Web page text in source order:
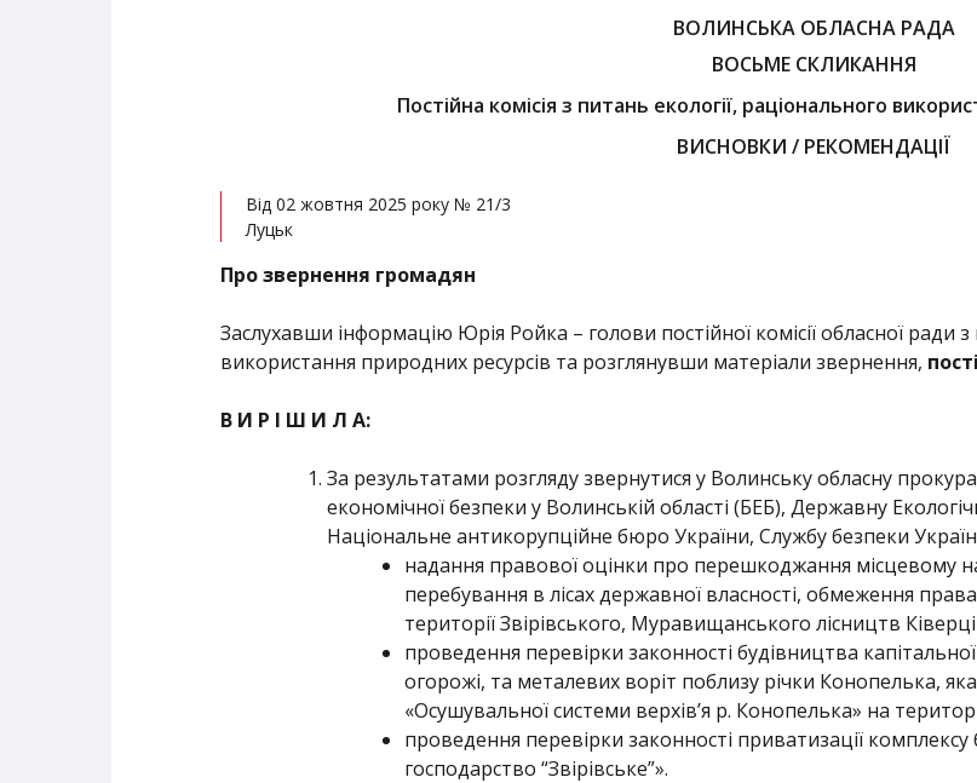
ВОЛИНСЬКА ОБЛАСНА РАДА
ВОСЬМЕ СКЛИКАННЯ
Постійна комісія з питань екології, раціонального
ВИСНОВКИ / РЕКОМЕНДАЦІЇ
Від 02 жовтня 2025 року № 21/3
Луцьк
Про звернення громадян
Заслухавши інформацію Юрія Ройка – голови постійної комісії обласної ради
використання природних ресурсів та розглянувши матеріали звернення,
В И Р І Ш И Л А:
За результатами розгляду звернутися у Волинську обласну
економічної безпеки у Волинській області (БЕБ), Державну
Національне антикорупційне бюро України, Службу безпеки
надання правової оцінки про перешкоджання місцевому
перебування в лісах державної власності, обмеження
території Звірівського, Муравищанського лісництв
проведення перевірки законності будівництва
огорожі, та металевих воріт поблизу річки Конопелька,
«Осушувальної системи верхів’я р. Конопелька» на
проведення перевірки законності приватизації
господарство “Звірівське”».